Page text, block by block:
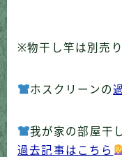
※物干し竿は別売
ホスクリーンの
我が家の部屋干
過去記事はこちら